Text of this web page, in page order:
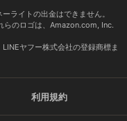
ライトの出金はできません。
のロゴは、Amazon.com, Inc.
ヤフー株式会社の登録商標ま
利用規約